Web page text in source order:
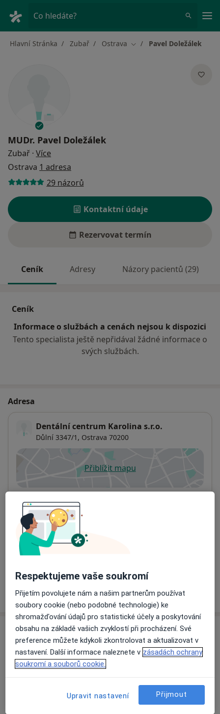
Co hledáte?
Hlavní Stránka Zubař Ostrava Změna města
Pavel Doležálek
MUDr. Pavel Doležálek
Zubař · Více
Ostrava 1 adresa
29 názorů
Kontaktní údaje
Rezervovat termín
Ceník Adresy Názory pacientů (29)
Ceník
Informace o službách a cenách nejsou k dispozici
Tento specialista ještě nepřidával žádné informace o
svých službách.
Adresa
Dentální centrum Karolina s.r.o.
Důlní 3347/1, Ostrava 70200
Přiblížit mapuse otevře v nové záložce
Co mám v takové situaci udělat?
Způsoby platby (soukromé návštěvy)
Na teto adrese lékař přijímá pacienty na pojišťovnu
Víceo adrese
Názory
Přidejte svůj názor
Respektujeme vaše soukromí
Přijetím povolujete nám a našim partnerům používat
soubory cookie (nebo podobné technologie) ke
shromažďování údajů pro statistické účely a poskytování
obsahu na základě vašich zvyklostí při procházení. Své
preference můžete kdykoli zkontrolovat a aktualizovat v
nastavení. Další informace naleznete v zásadách ochrany
soukromí a souborů cookie.
Upravit nastavení Přijmout